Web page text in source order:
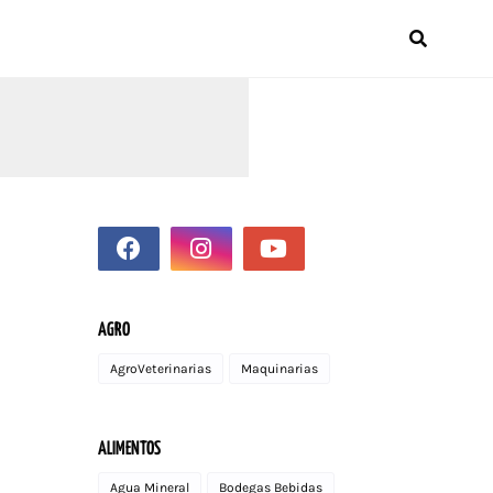
AGRO
AgroVeterinarias Maquinarias
ALIMENTOS
Agua Mineral Bodegas Bebidas